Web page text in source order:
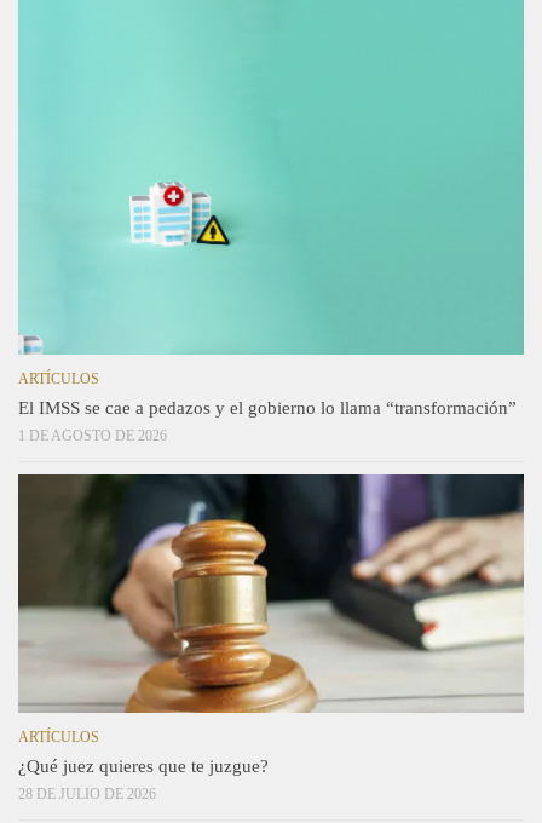
ARTÍCULOS
El IMSS se cae a pedazos y el gobierno lo llama “transformación”
1 DE AGOSTO DE 2026
ARTÍCULOS
¿Qué juez quieres que te juzgue?
28 DE JULIO DE 2026